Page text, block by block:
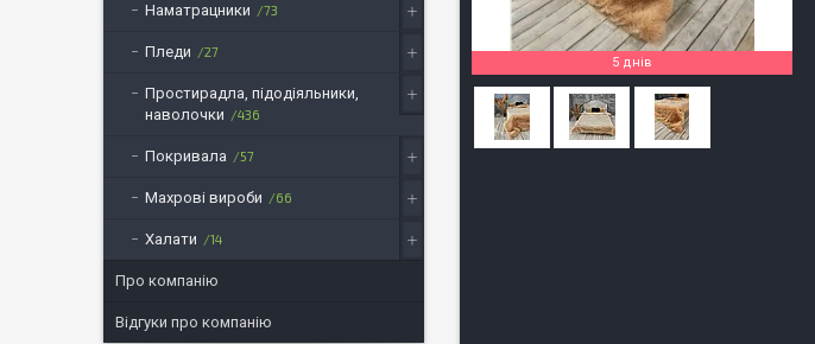
5 днів
Наматрацники 73
Пледи 27
Простирадла, підодіяльники,
наволочки
436
Покривала 57
Махрові вироби 66
Халати 14
Про компанію
Відгуки про компанію